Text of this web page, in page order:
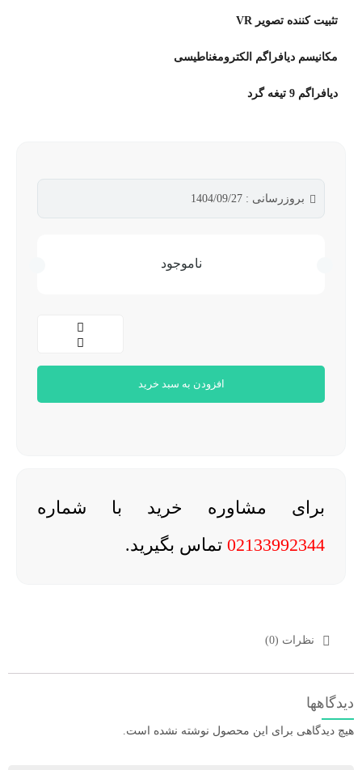
تثبیت کننده تصویر VR
مکانیسم دیافراگم الکترومغناطیسی
دیافراگم 9 تیغه گرد
بروزرسانی : 1404/09/27
ناموجود
افزودن به سبد خرید
برای مشاوره خرید با شماره
02133992344 تماس بگیرید.
نظرات (0)
دیدگاهها
هیچ دیدگاهی برای این محصول نوشته نشده است.